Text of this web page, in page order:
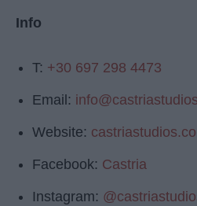
Info
T: +30 697 298 4473
Email:
Website:
Facebook: Castria
Instagram: